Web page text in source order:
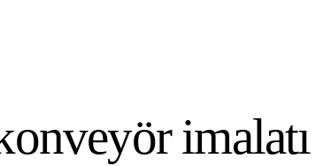
imalatı